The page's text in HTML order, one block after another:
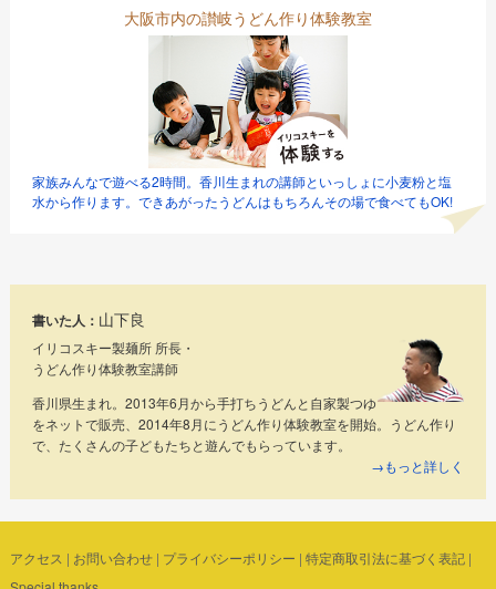
大阪市内の讃岐うどん作り体験教室
家族みんなで遊べる2時間。香川生まれの講師といっしょに小麦粉と塩
水から作ります。できあがったうどんはもちろんその場で食べてもOK!
書いた人： 山下良
イリコスキー製麺所 所長・
うどん作り体験教室講師
香川県生まれ。2013年6月から手打ちうどんと自家製つゆ
をネットで販売、2014年8月にうどん作り体験教室を開始。うどん作り
で、たくさんの子どもたちと遊んでもらっています。
→もっと詳しく
アクセス | お問い合わせ| プライバシーポリシー | 特定商取引法に基づく表記|